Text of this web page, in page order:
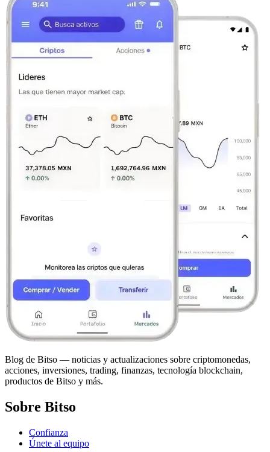
Blog de Bitso — noticias y actualizaciones sobre criptomonedas,
acciones, inversiones, trading, finanzas, tecnología blockchain,
productos de Bitso y más.
Sobre Bitso
Confianza
Únete al equipo